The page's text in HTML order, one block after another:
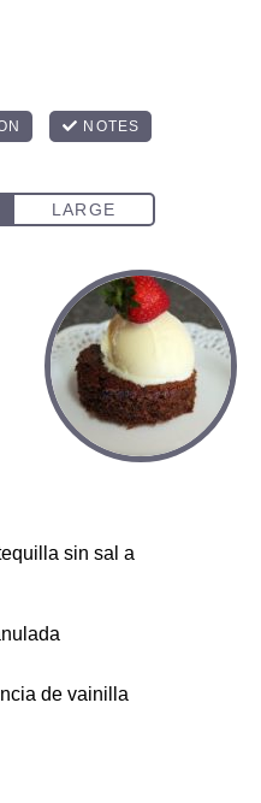
sin sal a
de vainilla